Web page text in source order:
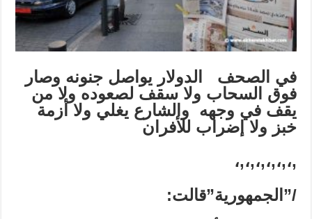
في الصحف الدولار يواصل جنونه وصار
فوق السحاب ولا سقف لصعوده ولا من
يقف في وجهه والشارع يغلي ولا أزمة
خبز ولا إضراب للأفران
,،,،,،,،,،,،
/”الجمهورية”قالت: